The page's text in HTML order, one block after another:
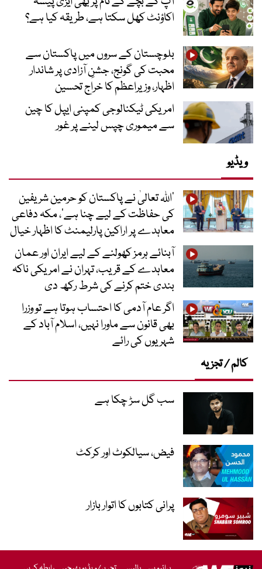
اکاؤنٹ کھل سکتا ہے، طریقہ کیا ہے؟
بلوچستان کے سروں میں پاکستان سے
محبت کی گونج، جشنِ آزادی پر شاندار
اظہار، وزیراعظم کا خراج تحسین
امریکی ٹیکنالوجی کمپنی ایپل کا چین
سے میموری چپس لینے پر غور
ویڈیو
’اللہ تعالیٰ نے پاکستان کو حرمین شریفین
کی حفاظت کے لیے چنا ہے‘، مکہ دفاعی
معاہدے پر اراکین پارلیمنٹ کا اظہار خیال
آبنائے ہرمز کھولنے کے لیے ایران اور عمان
معاہدے کے قریب، تہران نے امریکی ناکہ
بندی ختم کرنے کی شرط رکھ دی
اگر عام آدمی کا احتساب ہوتا ہے تو وزرا
بھی قانون سے ماورا نہیں، اسلام آباد کے
شہریوں کی رائے
کالم / تجزیہ
سب گل سڑ چکا ہے
فیض، سیالکوٹ اور کرکٹ
پرانی کتابوں کا اتوار بازار